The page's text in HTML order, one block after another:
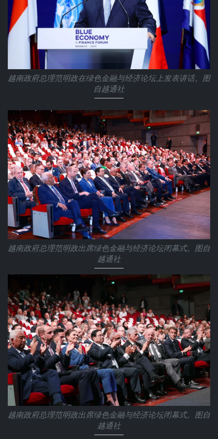
越南政府总理范明政在绿色金融与经济论坛上发表讲话。图
自越通社
越南政府总理范明政出席绿色金融与经济论坛闭幕式。图自
越通社
越南政府总理范明政出席绿色金融与经济论坛闭幕式。图自
越通社